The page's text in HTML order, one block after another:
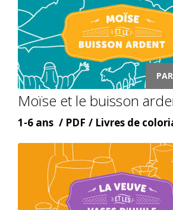
Launch
audio
modal
Moïse et le buisson
Âge
1-6 ans
Content
PDF
Content
Livres de